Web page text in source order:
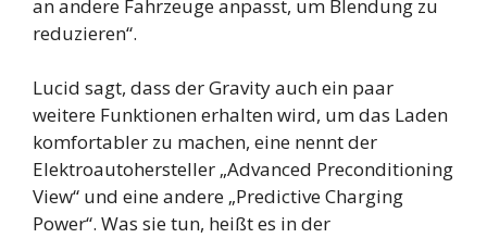
an andere Fahrzeuge anpasst, um Blendung zu
reduzieren“.
Lucid sagt, dass der Gravity auch ein paar
weitere Funktionen erhalten wird, um das Laden
komfortabler zu machen, eine nennt der
Elektroautohersteller „Advanced Preconditioning
View“ und eine andere „Predictive Charging
Power“. Was sie tun, heißt es in der